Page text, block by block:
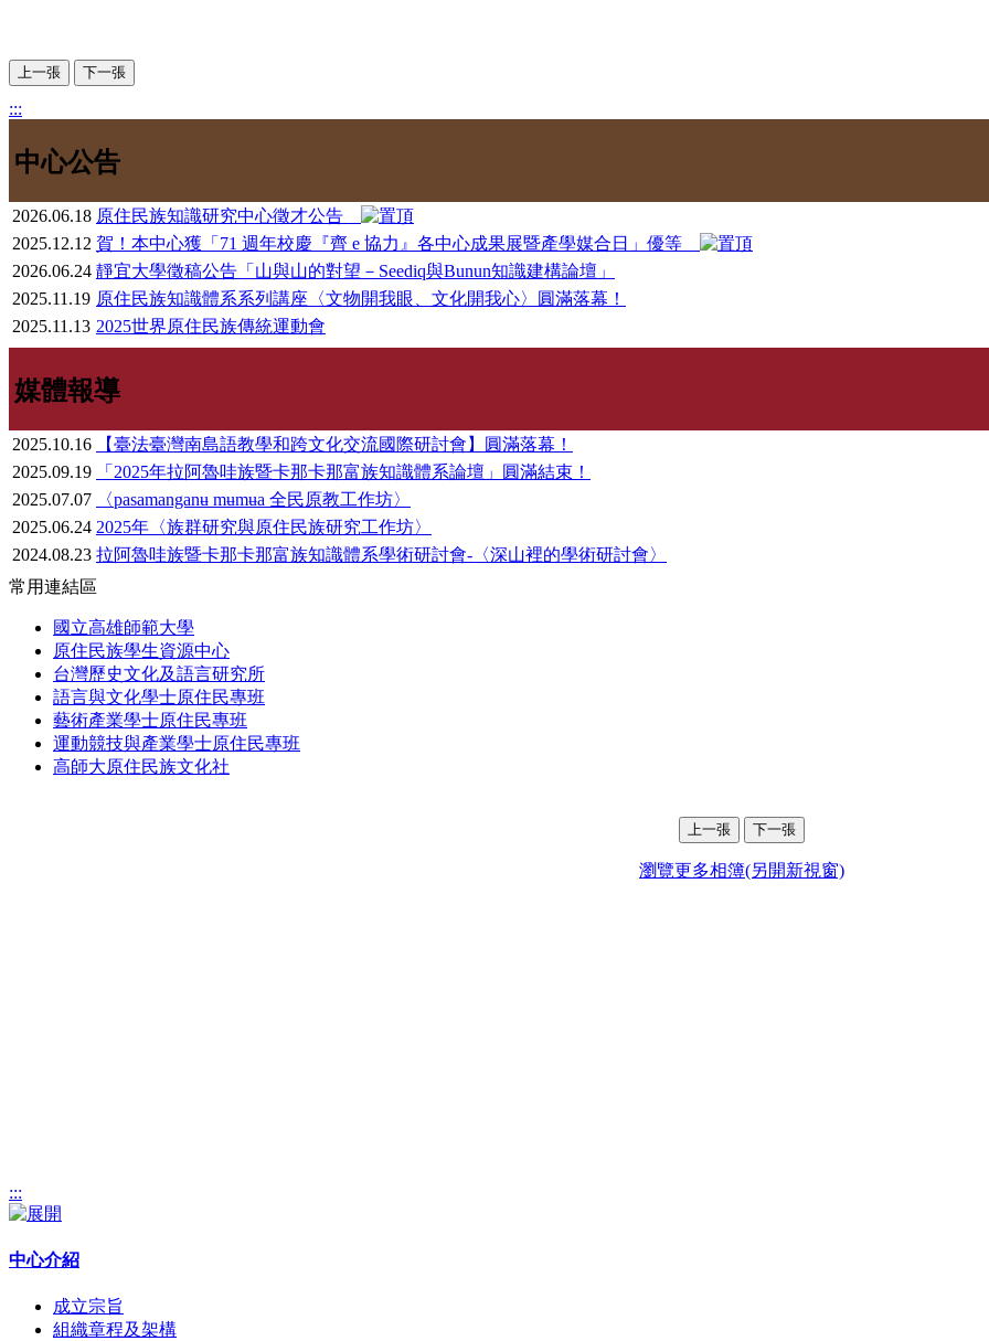
上一張 下一張
:::
中心公告
2026.06.18 原住民族知識研究中心徵才公告
2025.12.12 賀！本中心獲「71 週年校慶『齊 e 協力』各中心成果展暨產學媒合日」優等
2026.06.24 靜宜大學徵稿公告「山與山的對望－Seediq與Bunun知識建構論壇」
2025.11.19 原住民族知識體系系列講座〈文物開我眼、文化開我心〉圓滿落幕！
2025.11.13 2025世界原住民族傳統運動會
媒體報導
2025.10.16
【臺法臺灣南島語教學和跨文化交流國際研討會】圓滿落幕！
2025.09.19
「2025年拉阿魯哇族暨卡那卡那富族知識體系論壇」圓滿結束！
2025.07.07
〈pasamanganʉ mʉmʉa 全民原教工作坊〉
2025.06.24 2025年〈族群研究與原住民族研究工作坊〉
2024.08.23 拉阿魯哇族暨卡那卡那富族知識體系學術研討會-〈深山裡的學術研討會〉
常用連結區
國立高雄師範大學
原住民族學生資源中心
台灣歷史文化及語言研究所
語言與文化學士原住民專班
藝術產業學士原住民專班
運動競技與產業學士原住民專班
高師大原住民族文化社
上一張 下一張
瀏覽更多相簿(另開新視窗)
:::
中心介紹
成立宗旨
組織章程及架構